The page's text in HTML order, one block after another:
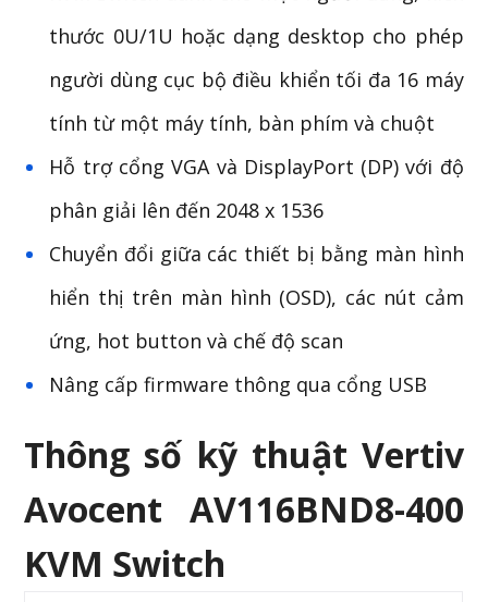
thước 0U/1U hoặc dạng desktop cho phép
người dùng cục bộ điều khiển tối đa 16 máy
tính từ một máy tính, bàn phím và chuột
Hỗ trợ cổng VGA và DisplayPort (DP) với độ
phân giải lên đến 2048 x 1536
Chuyển đổi giữa các thiết bị bằng màn hình
hiển thị trên màn hình (OSD), các nút cảm
ứng, hot button và chế độ scan
Nâng cấp firmware thông qua cổng USB
Thông số kỹ thuật Vertiv
Avocent AV116BND8-400
KVM Switch